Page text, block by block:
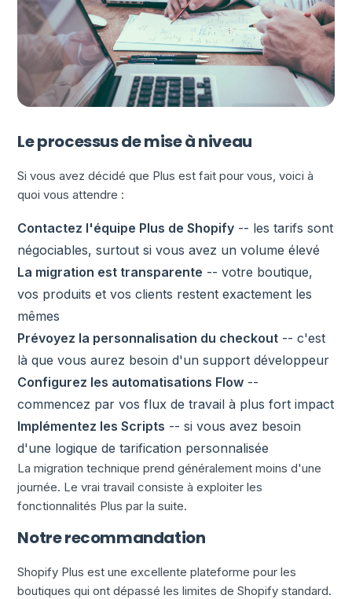
Le processus de mise à niveau
Si vous avez décidé que Plus est fait pour vous, voici à
quoi vous attendre :
Contactez l'équipe Plus de Shopify -- les tarifs sont
négociables, surtout si vous avez un volume élevé
La migration est transparente -- votre boutique,
vos produits et vos clients restent exactement les
mêmes
Prévoyez la personnalisation du checkout -- c'est
là que vous aurez besoin d'un support développeur
Configurez les automatisations Flow --
commencez par vos flux de travail à plus fort impact
Implémentez les Scripts -- si vous avez besoin
d'une logique de tarification personnalisée
La migration technique prend généralement moins d'une
journée. Le vrai travail consiste à exploiter les
fonctionnalités Plus par la suite.
Notre recommandation
Shopify Plus est une excellente plateforme pour les
boutiques qui ont dépassé les limites de Shopify standard.